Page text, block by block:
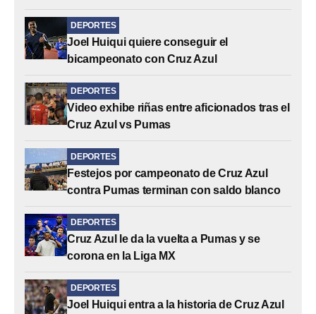
DEPORTES
Joel Huiqui quiere conseguir el
bicampeonato con Cruz Azul
DEPORTES
Video exhibe riñas entre aficionados tras el
Cruz Azul vs Pumas
DEPORTES
Festejos por campeonato de Cruz Azul
contra Pumas terminan con saldo blanco
DEPORTES
Cruz Azul le da la vuelta a Pumas y se
corona en la Liga MX
DEPORTES
Joel Huiqui entra a la historia de Cruz Azul